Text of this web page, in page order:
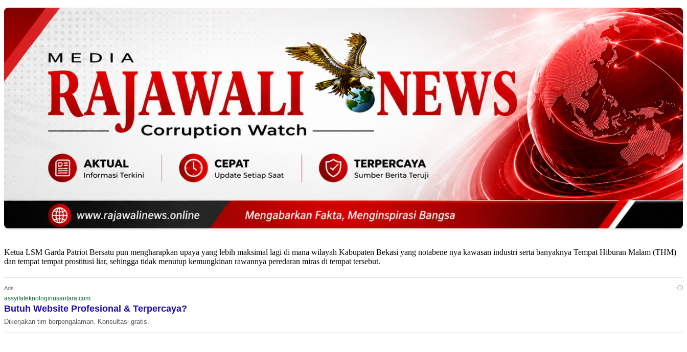
Ketua LSM Garda Patriot Bersatu pun mengharapkan upaya yang lebih maksimal lagi di mana wilayah Kabupaten Bekasi yang notabene nya kawasan industri serta banyaknya Tempat Hiburan Malam (THM)
dan tempat tempat prostitusi liar, sehingga tidak menutup kemungkinan rawannya peredaran miras di tempat tersebut.
Ads ⓘ
assyifateknologinusantara.com
Butuh Website Profesional & Terpercaya?
Dikerjakan tim berpengalaman. Konsultasi gratis.